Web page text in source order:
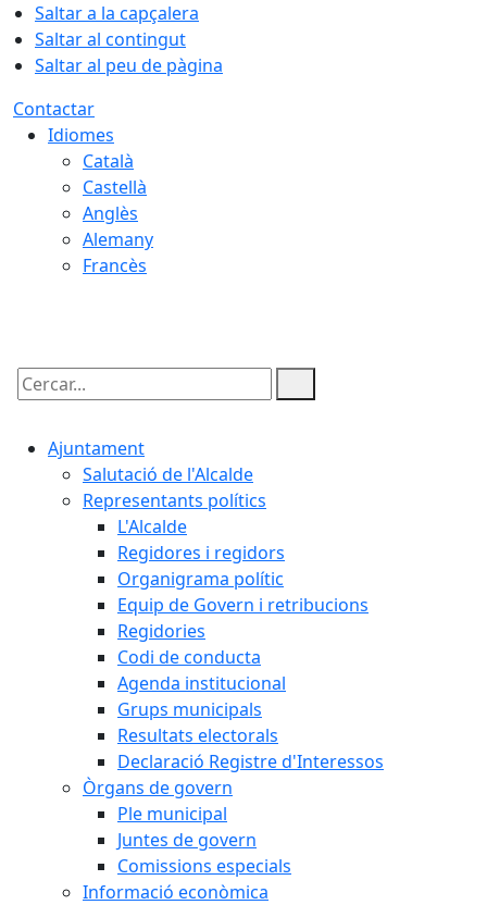
Saltar a la capçalera
Saltar al contingut
Saltar al peu de pàgina
Contactar
Idiomes
Català
Castellà
Anglès
Alemany
Francès
Cercar:
Ajuntament
Salutació de l'Alcalde
Representants polítics
L'Alcalde
Regidores i regidors
Organigrama polític
Equip de Govern i retribucions
Regidories
Codi de conducta
Agenda institucional
Grups municipals
Resultats electorals
Declaració Registre d'Interessos
Òrgans de govern
Ple municipal
Juntes de govern
Comissions especials
Informació econòmica